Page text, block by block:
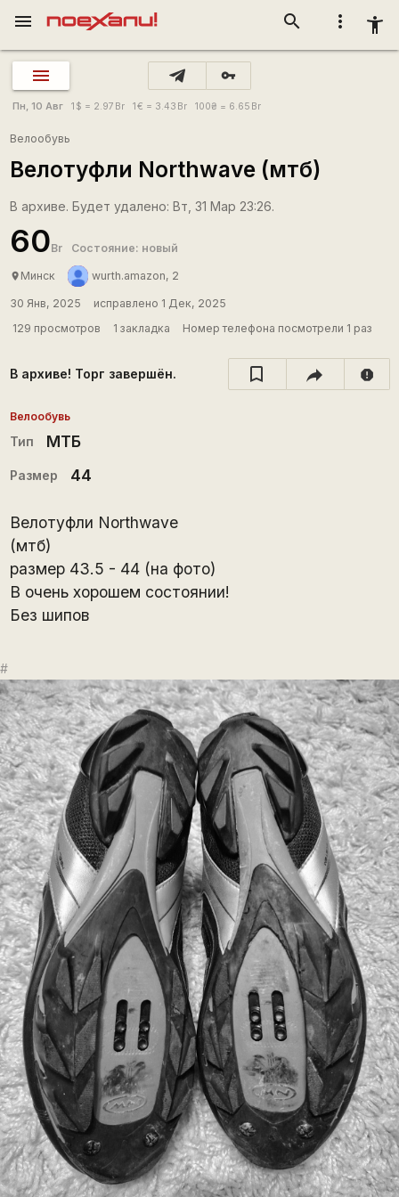
more_vert accessibility_new
search
menu
vpn_key
Пн, 10 Авг 1 $ = 2.97 Br 1€ = 3.43 Br 100₴ = 6.65 Br
Велообувь
Велотуфли Northwave (мтб)
В архиве. Будет удалено: Вт, 31 Мар 23:26.
60Br Состояние: новый
place Минск wurth.amazon, 2
30 Янв, 2025
исправлено 1 Дек, 2025
129 просмотров
1 закладка Номер телефона посмотрели 1 раз
В архиве! Торг завершён. report
Велообувь
Тип МТБ
Размер 44
Велотуфли Northwave
(мтб)
размер 43.5 - 44 (на фото)
В очень хорошем состоянии!
Без шипов
#